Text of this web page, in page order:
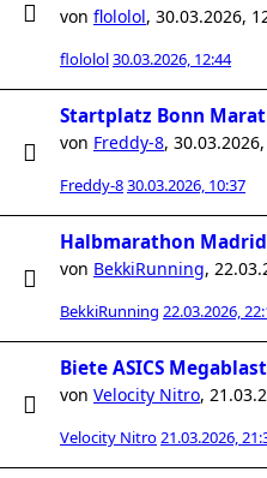
von flololol, 30.03.2026,
flololol30.03.2026, 12:44
Startplatz Bonn
von Freddy-8,
Freddy-830.03.2026, 10:37
Halbmarathon Madrid
von BekkiRunning,
BekkiRunning 22.03.2026,
Biete ASICS
von Velocity Nitro,
Velocity Nitro21.03.2026,